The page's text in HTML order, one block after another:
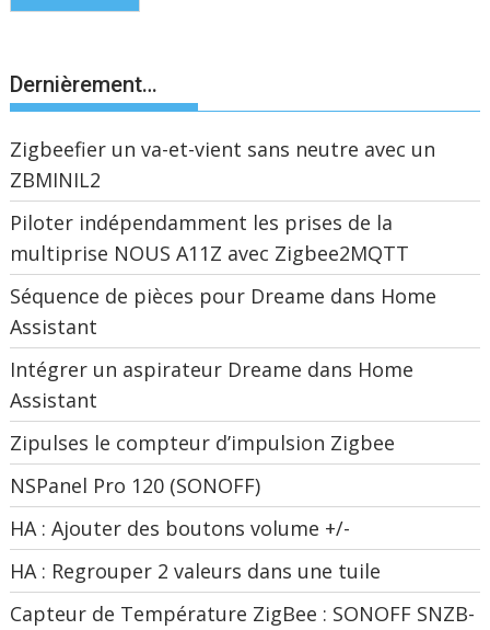
Dernièrement…
Zigbeefier un va-et-vient sans neutre avec un
ZBMINIL2
Piloter indépendamment les prises de la
multiprise NOUS A11Z avec Zigbee2MQTT
Séquence de pièces pour Dreame dans Home
Assistant
Intégrer un aspirateur Dreame dans Home
Assistant
Zipulses le compteur d’impulsion Zigbee
NSPanel Pro 120 (SONOFF)
HA : Ajouter des boutons volume +/-
HA : Regrouper 2 valeurs dans une tuile
Capteur de Température ZigBee : SONOFF SNZB-